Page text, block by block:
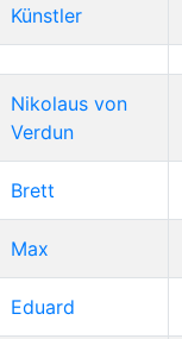
Künstler
Nikolaus von
Verdun
Brett
Max
Eduard